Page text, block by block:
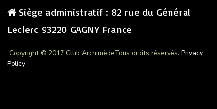
Siège administratif : 82 rue du Général
Leclerc 93220 GAGNY France
Copyright © 2017 Club ArchimèdeTous droits réservés. Privacy
Policy